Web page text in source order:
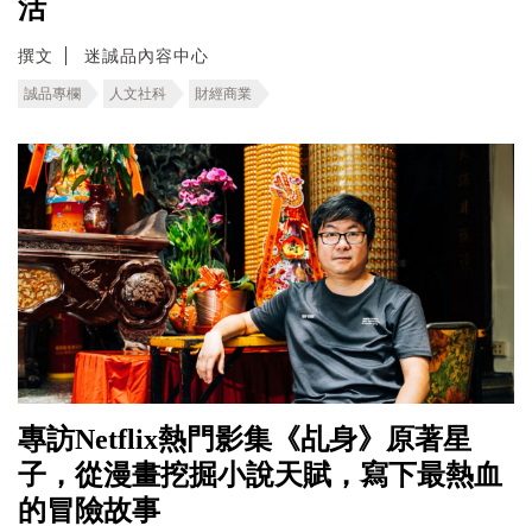
活
撰文 迷誠品內容中心
誠品專欄 人文社科 財經商業
專訪Netflix熱門影集《乩身》原著星
子，從漫畫挖掘小說天賦，寫下最熱血
的冒險故事